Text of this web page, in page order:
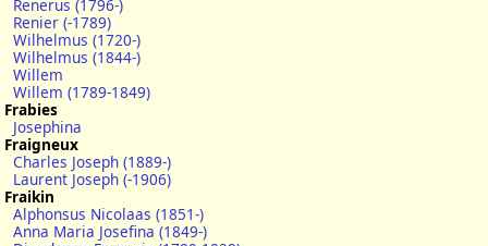
Renerus (1796-)
Renier (-1789)
Wilhelmus (1720-)
Wilhelmus (1844-)
Willem
Willem (1789-1849)
Frabies
Josephina
Fraigneux
Charles Joseph (1889-)
Laurent Joseph (-1906)
Fraikin
Alphonsus Nicolaas (1851-)
Anna Maria Josefina (1849-)